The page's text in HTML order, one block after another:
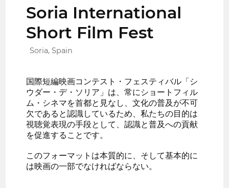
Soria International
Short Film Fest
Soria, Spain
国際短編映画コンテスト・フェスティバル「シ
ウダー・デ・ソリア」は、常にショートフィル
ム・シネマを首都と見なし、文化の普及が不可
欠であると認識しているため、私たちの目的は
視聴覚表現の手段として、認識と普及への貢献
を促進することです。
このフォーマットは本質的に、そして基本的に
は映画の一部でなければならない。